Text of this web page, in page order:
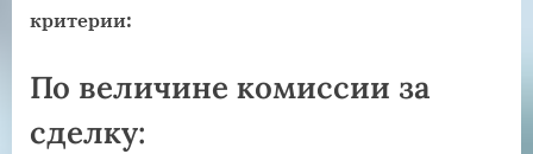
критерии:
По величине комиссии за
сделку: